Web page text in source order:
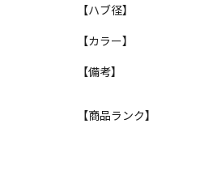
【ハブ径】
【カラー】
【備考】
【商品ランク】